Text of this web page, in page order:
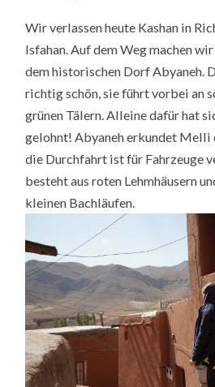
Wir verlassen heute Kashan in
Isfahan. Auf dem Weg machen
dem historischen Dorf Abyaneh.
richtig schön, sie führt vorbei an
grünen Tälern. Alleine dafür hat
gelohnt! Abyaneh erkundet Melli
die Durchfahrt ist für Fahrzeuge
besteht aus roten Lehmhäusern
kleinen Bachläufen.